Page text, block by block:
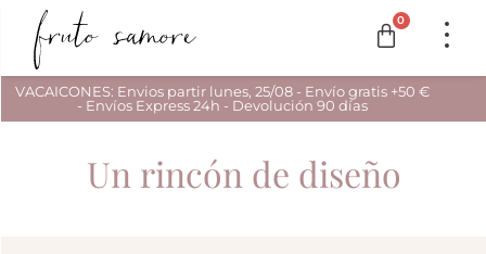
0
VACAICONES: Envios partir lunes, 25/08 - Envío gratis +50 €
- Envíos Express 24h - Devolución 90 días
Un rincón de diseño